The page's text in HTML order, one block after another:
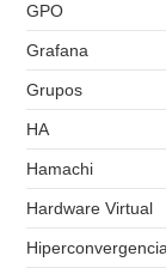
GPO
Grafana
Grupos
HA
Hamachi
Hardware Virtual